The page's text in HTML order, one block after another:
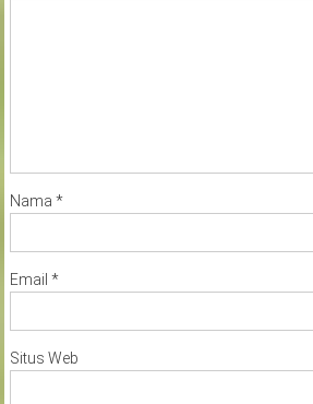
Nama *
Email *
Situs Web